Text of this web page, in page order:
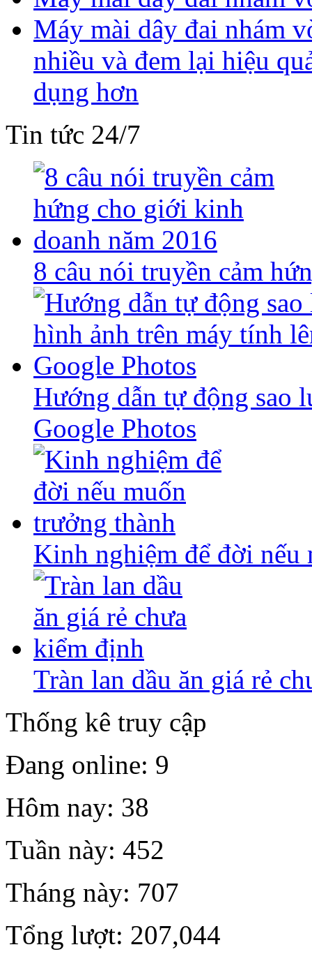
Máy mài dây đai nhám
nhiều và đem lại hiệu
dụng hơn
Tin tức 24/7
8 câu nói truyền cảm
Hướng dẫn tự động sao
Google Photos
Kinh nghiệm để đời nếu
Tràn lan dầu ăn giá rẻ
Thống kê truy cập
Đang online: 9
Hôm nay: 38
Tuần này: 452
Tháng này: 707
Tổng lượt: 207,044